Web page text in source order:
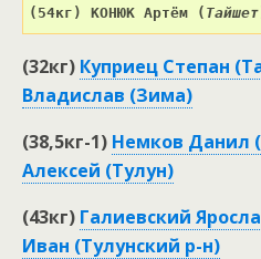
(54кг) КОНЮК Артём ( Тайшет
(32кг) Куприец Степан
Владислав (Зима)
(38,5кг-1) Немков Данил
Алексей (Тулун)
(43кг) Галиевский
Иван (Тулунский р-н)